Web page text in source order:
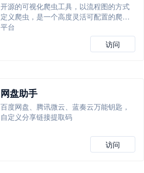
开源的可视化爬虫工具，以流程图的方式
定义爬虫，是一个高度灵活可配置的爬虫
平台
访问
网盘助手
百度网盘、腾讯微云、蓝奏云万能钥匙，
自定义分享链接提取码
访问